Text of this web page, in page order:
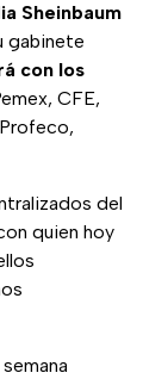
Sheinbaum
gabinete
con los
CFE,
del
quien hoy